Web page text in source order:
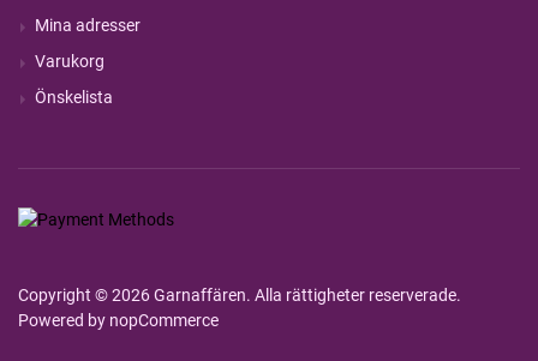
Mina adresser
Varukorg
Önskelista
Copyright © 2026 Garnaffären. Alla rättigheter reserverade.
Powered by nopCommerce